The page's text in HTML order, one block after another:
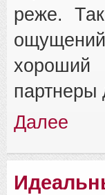
реже.
хороший
партнеры
Далее